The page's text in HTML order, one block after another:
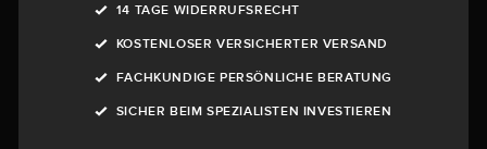
14 TAGE WIDERRUFSRECHT
KOSTENLOSER VERSICHERTER VERSAND
FACHKUNDIGE PERSÖNLICHE BERATUNG
SICHER BEIM SPEZIALISTEN INVESTIEREN